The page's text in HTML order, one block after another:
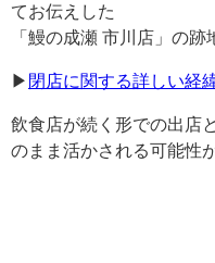
てお伝えした
「鰻の成瀬 市川店」の跡
▶︎ 閉店に関する詳しい経
飲食店が続く形での出店
のまま活かされる可能性